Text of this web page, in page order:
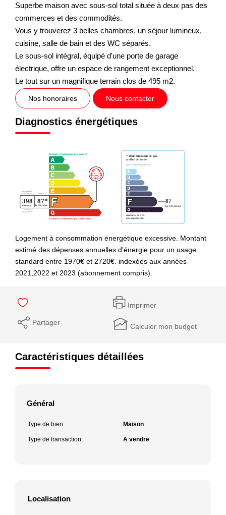
Superbe maison avec sous-sol total située à deux pas des
commerces et des commodités.
Vous y trouverez 3 belles chambres, un séjour lumineux,
cuisine, salle de bain et des WC séparés.
Le sous-sol intégral, équipé d'une porte de garage
électrique, offre un espace de rangement exceptionnel.
Le tout sur un magnifique terrain clos de 495 m2.
Nos honoraires Nous contacter
Diagnostics énergétiques
Logement à consommation énergétique excessive. Montant
estimé des dépenses annuelles d'énergie pour un usage
standard entre 1970€ et 2720€. indexées aux années
2021,2022 et 2023 (abonnement compris).
Imprimer
Partager Calculer mon budget
Caractéristiques détaillées
Général
Type de bien Maison
Type de transaction A vendre
Localisation